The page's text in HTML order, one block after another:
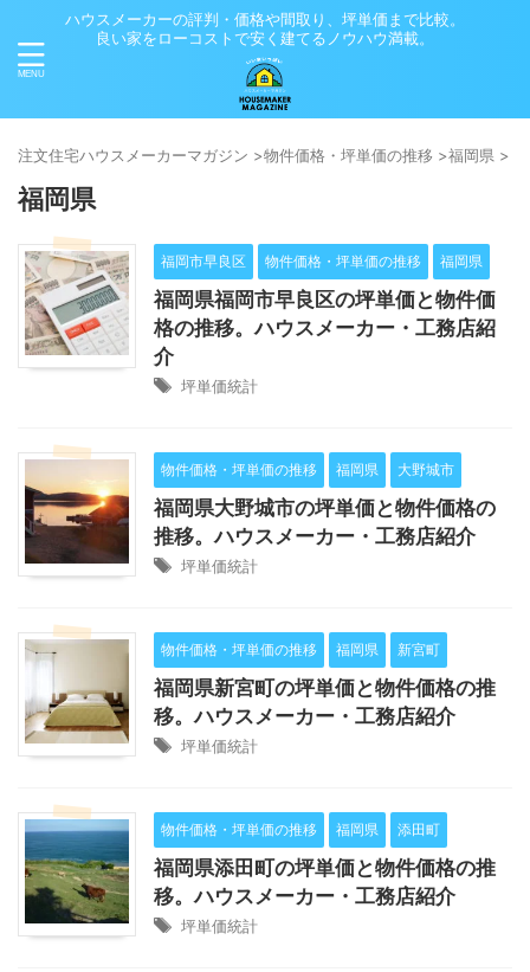
ハウスメーカーの評判・価格や間取り、坪単価まで比較。
良い家をローコストで安く建てるノウハウ満載。
注⽂住宅ハウスメーカーマガジン >物件価格・坪単価の推移 >福岡県 >
福岡県
福岡市早良区 物件価格・坪単価の推移 福岡県
福岡県福岡市早良区の坪単価と物件価
格の推移。ハウスメーカー・工務店紹
介
坪単価統計
物件価格・坪単価の推移 福岡県 大野城市
福岡県大野城市の坪単価と物件価格の
推移。ハウスメーカー・工務店紹介
坪単価統計
物件価格・坪単価の推移 福岡県 新宮町
福岡県新宮町の坪単価と物件価格の推
移。ハウスメーカー・工務店紹介
坪単価統計
物件価格・坪単価の推移 福岡県 添田町
福岡県添田町の坪単価と物件価格の推
移。ハウスメーカー・工務店紹介
坪単価統計